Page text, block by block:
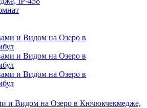
и Видом на Озеро в Кючюкчекмедже,